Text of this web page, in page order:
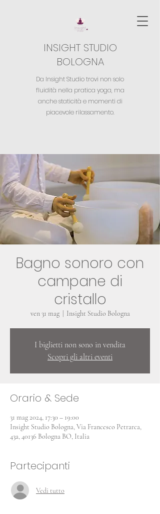
INSIGHT STUDIO
BOLOGNA
Da Insight Studio trovi non solo
fluidità nella pratica yoga, ma
anche staticità e momenti di
piacevole rilassamento.
Bagno sonoro con
campane di
cristallo
ven 31 mag
  |
Insight Studio Bologna
I biglietti non sono in vendita
Scopri gli altri eventi
Orario & Sede
31 mag 2024, 17:30 – 19:00
Insight Studio Bologna, Via Francesco Petrarca,
43a, 40136 Bologna BO, Italia
Partecipanti
Vedi tutto